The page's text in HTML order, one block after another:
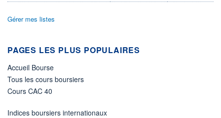
Non éligible
Boursobank
Gérer mes listes
PAGES LES PLUS POPULAIRES
Accueil Bourse
Tous les cours boursiers
Cours CAC 40
Indices boursiers internationaux